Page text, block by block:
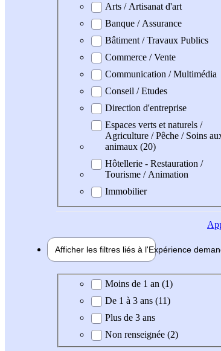
Arts / Artisanat d'art
Banque / Assurance
Bâtiment / Travaux Publics
Commerce / Vente
Communication / Multimédia
Conseil / Etudes
Direction d'entreprise
Espaces verts et naturels /
Agriculture / Pêche / Soins
animaux (20)
Hôtellerie - Restauration /
Tourisme / Animation
Immobilier
Afficher les filtres liés à l'Expérience
Expérience demandée
Moins de 1 an (1)
De 1 à 3 ans (11)
Plus de 3 ans
Non renseignée (2)